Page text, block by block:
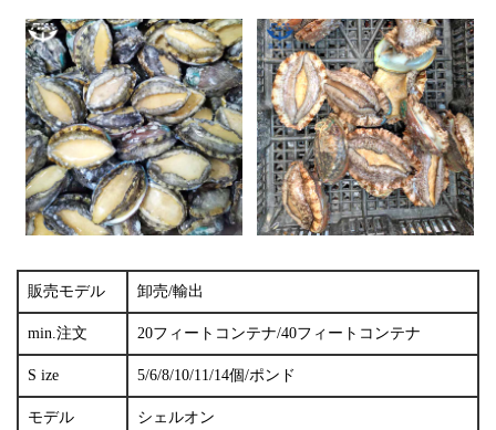
販売モデル 卸売/輸出
min.注文 20フィートコンテナ/40フィートコンテナ
S ize 5/6/8/10/11/14個/ポンド
モデル シェルオン